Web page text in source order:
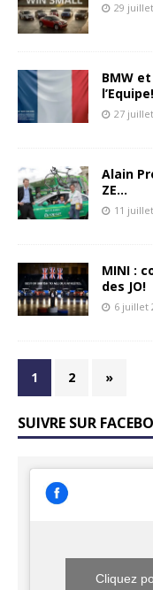
29
BMW
l’Equipe!
27
Alain
ZE…
11
MINI :
des JO!
6 juillet
1 2 »
SUIVRE SUR
Cliquez